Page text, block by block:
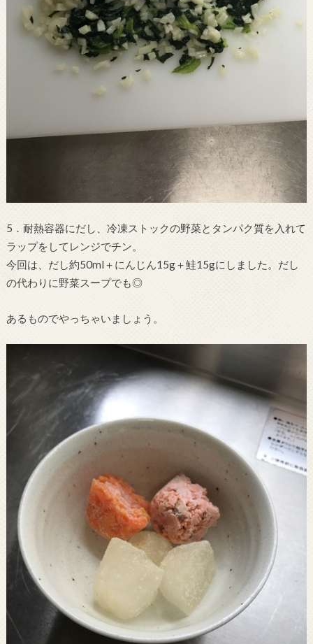
5．耐熱容器にだし、冷凍ストックの野菜とタンパク質を入れて
ラップをしてレンジでチン。
今回は、だし約50ml＋にんじん15g＋鮭15gにしました。だし
の代わりに野菜スープでも◎
あるものでやっちゃいましょう。